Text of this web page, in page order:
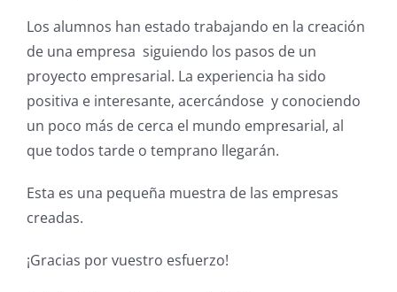
Los alumnos han estado trabajando en la creación
de una empresa siguiendo los pasos de un
proyecto empresarial. La experiencia ha sido
positiva e interesante, acercándose y conociendo
un poco más de cerca el mundo empresarial, al
que todos tarde o temprano llegarán.
Esta es una pequeña muestra de las empresas
creadas.
¡Gracias por vuestro esfuerzo!